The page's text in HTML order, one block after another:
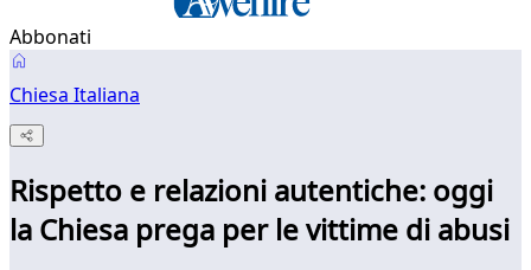
Abbonati
Chiesa Italiana
Rispetto e relazioni autentiche: oggi
la Chiesa prega per le vittime di abusi